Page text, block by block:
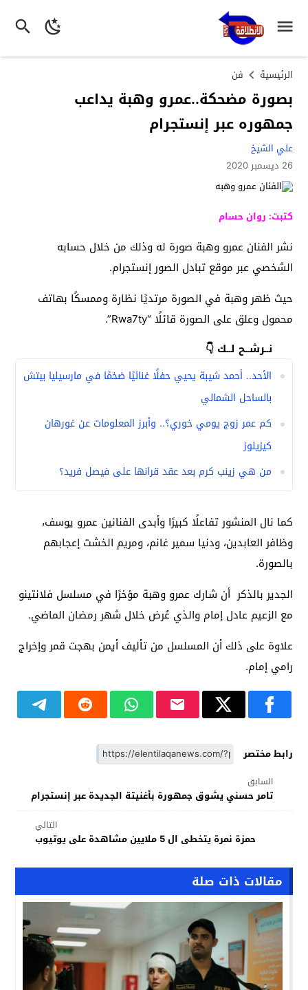
الرئيسية فن
بصورة مضحكة..عمرو وهبة يداعب
جمهوره عبر إنستجرام
علي الشيخ
26 ديسمبر 2020
كتبت: روان حسام
نشر الفنان عمرو وهبة صورة له وذلك من خلال حسابه
الشخصي عبر موقع تبادل الصور إنستجرام.
حيث ظهر وهبة في الصورة مرتديًا نظارة وممسكًا بهاتف
محمول وعلق على الصورة قائلًا “Rwa7ty”.
نــرشــح لــك 👇
الأحد.. أحمد شيبة يحيي حفلًا غنائيًا ضخمًا في مارسيليا بيتش
بالساحل الشمالي
كم عمر زوج يومي خوري؟.. وأبرز المعلومات عن غورهان
كيزيلوز
من هي زينب كرم بعد عقد قرانها على فيصل فريد؟
كما نال المنشور تفاعلًا كبيرًا وأبدى الفنانين عمرو يوسف،
وظافر العابدين، ودنيا سمير غانم، ومريم الخشت إعجابهم
بالصورة.
الجدير بالذكر أن شارك عمرو وهبة مؤخرًا في مسلسل فلانتينو
مع الزعيم عادل إمام والذي عُرض خلال شهر رمضان الماضي.
علاوة على ذلك أن المسلسل من تأليف أيمن بهجت قمر وإخراج
رامي إمام.
رابط مختصر
السابق
تامر حسني يشوق جمهورة بأغنيتة الجديدة عبر إنستجرام
التالي
حمزة نمرة يتخطى ال 5 ملايين مشاهدة على يوتيوب
مقالات ذات صلة